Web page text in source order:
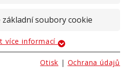
točivému momentu
navíjet i delší segmenty
soubory cookie
jsou nutné pro základní
více informací
Otisk | Ochrana údajů